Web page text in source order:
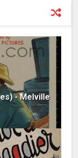
- Melville